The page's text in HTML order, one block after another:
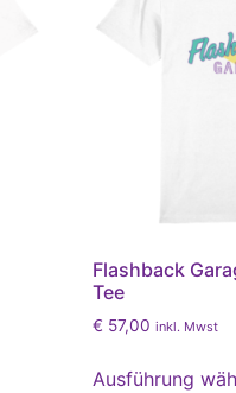
Flashback
Tee
€ 57,00 inkl. Mwst
Ausführung